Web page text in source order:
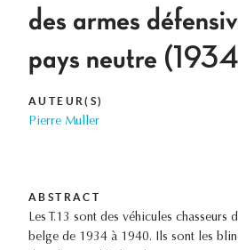
des armes
pays neutre
AUTEUR(S)
Pierre Muller
ABSTRACT
Les T.13 sont des véhicules chasseurs
belge de 1934 à 1940. Ils sont les